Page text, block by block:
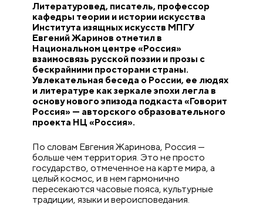
Литературовед, писатель, профессор
кафедры теории и истории искусства
Института изящных искусств МПГУ
Евгений Жаринов отметил в
Национальном центре «Россия»
взаимосвязь русской поэзии и прозы с
бескрайними просторами страны.
Увлекательная беседа о России, ее людях
и литературе как зеркале эпохи легла в
основу нового эпизода подкаста «Говорит
Россия» — авторского образовательного
проекта НЦ «Россия».
По словам Евгения Жаринова, Россия —
больше чем территория. Это не просто
государство, отмеченное на карте мира, а
целый космос, и в нем гармонично
пересекаются часовые пояса, культурные
традиции, языки и вероисповедания.